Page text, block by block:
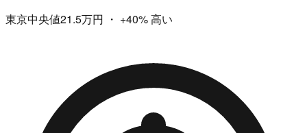
東京中央値21.5万円 ・ +40%高い